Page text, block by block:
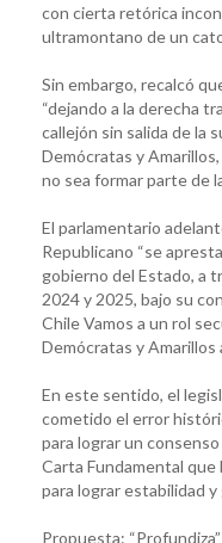
con cierta retórica
ultramontano de un
Sin embargo, recalcó
“dejando a la derecha
callejón sin salida de la
Demócratas y
no sea formar parte de
El parlamentario
Republicano “se
gobierno del Estado, a
2024 y 2025, bajo su
Chile Vamos a un rol
Demócratas y Amarillos
En este sentido, el
cometido el error
para lograr un
Carta Fundamental
para lograr estabilidad y
Propuesta: